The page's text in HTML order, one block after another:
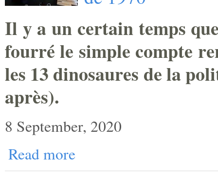
Il y a un certain temps
fourré le simple compte
les 13 dinosaures de la
après).
8 September, 2020
Read more